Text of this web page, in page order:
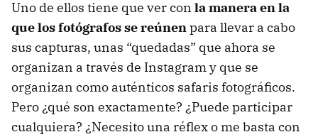
Uno de ellos tiene que ver con la manera en la
que los fotógrafos se reúnenpara llevar a cabo
sus capturas, unas “quedadas” que ahora se
organizan a través de Instagram y que se
organizan como auténticos safaris fotográficos.
Pero ¿qué son exactamente? ¿Puede participar
cualquiera? ¿Necesito una réflex o me basta con